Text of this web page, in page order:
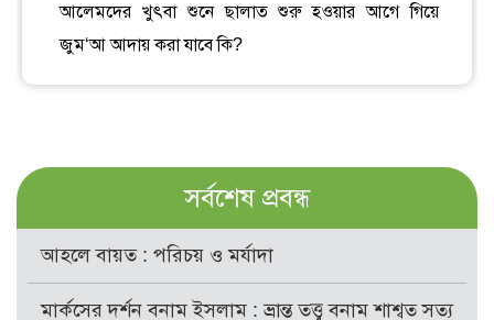
আলেমদের খুৎবা শুনে ছালাত শুরু হওয়ার আগে গিয়ে
জুম‘আ আদায় করা যাবে কি?
সর্বশেষ প্রবন্ধ
আহলে বায়ত : পরিচয় ও মর্যাদা
মার্কসের দর্শন বনাম ইসলাম : ভ্রান্ত তত্ত্ব বনাম শাশ্বত সত্য